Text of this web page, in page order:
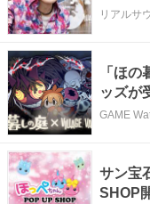
ホルダ
リアルサ
「ほ
ッズが
したT
GAME
サン宝
SHOP